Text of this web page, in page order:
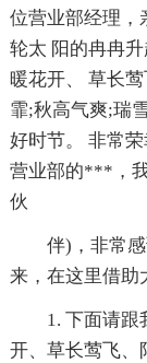
位营业部经理，
轮太 阳的冉冉
暖花开、 草长
霏;秋高气爽;瑞
好时节。 非常
营业部的***，
伙
伴)，非常
来，在这里借助
1. 下面请
开、草长莺飞